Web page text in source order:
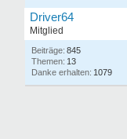
Driver64
Mitglied
845
13
1079